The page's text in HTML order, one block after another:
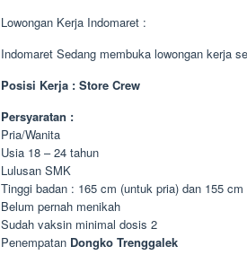
Lowongan Kerja Indomaret :
Indomaret Sedang membuka lowongan kerja
Posisi Kerja : Store Crew
Persyaratan :
Pria/Wanita
Usia 18 – 24 tahun
Lulusan SMK
Tinggi badan : 165 cm (untuk pria) dan 155
Belum pernah menikah
Sudah vaksin minimal dosis 2
Penempatan Dongko Trenggalek